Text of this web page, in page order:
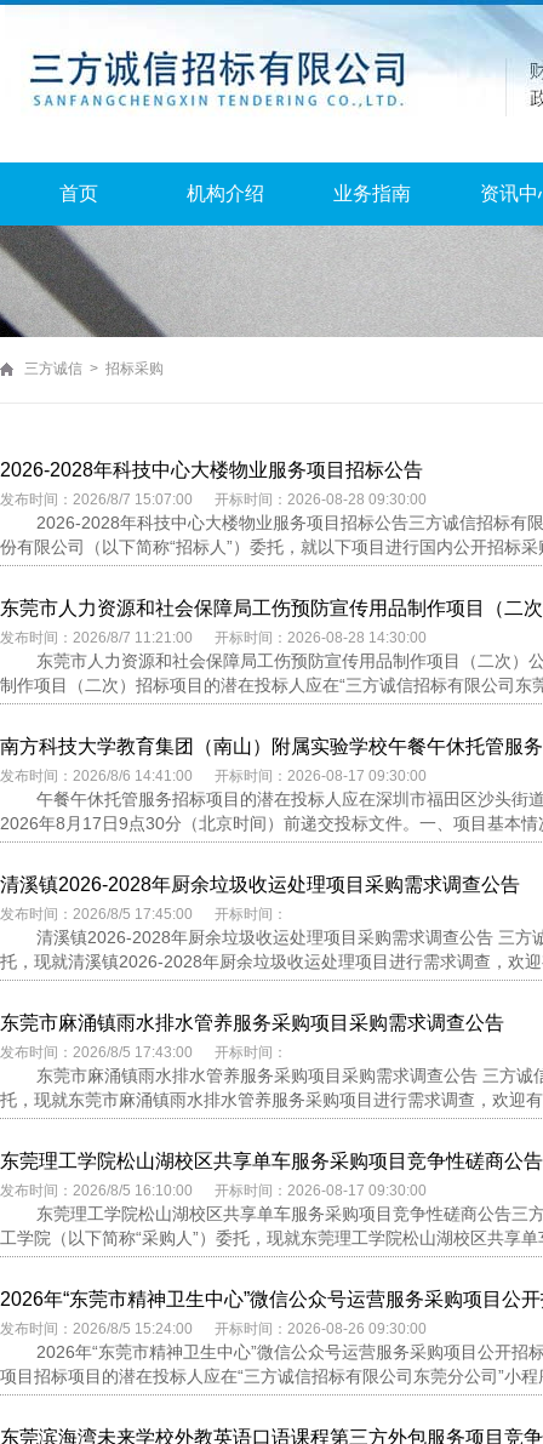
首页 机构介绍 业务指南 资讯中
三方诚信 > 招标采购
2026-2028年科技中心大楼物业服务项目招标公告
发布时间：2026/8/7 15:07:00 开标时间：2026-08-28 09:30:00
2026-2028年科技中心大楼物业服务项目招标公告三方诚信招标有
份有限公司（以下简称“招标人”）委托，就以下项目进行国内公开招标
东莞市人力资源和社会保障局工伤预防宣传用品制作项目（二
发布时间：2026/8/7 11:21:00 开标时间：2026-08-28 14:30:00
东莞市人力资源和社会保障局工伤预防宣传用品制作项目（二次
制作项目（二次）招标项目的潜在投标人应在“三方诚信招标有限公司东
南方科技大学教育集团（南山）附属实验学校午餐午休托管服
发布时间：2026/8/6 14:41:00 开标时间：2026-08-17 09:30:00
午餐午休托管服务招标项目的潜在投标人应在深圳市福田区沙头
2026年8月17日9点30分（北京时间）前递交投标文件。一、项目基本
清溪镇2026-2028年厨余垃圾收运处理项目采购需求调查公告
发布时间：2026/8/5 17:45:00 开标时间：
清溪镇2026-2028年厨余垃圾收运处理项目采购需求调查公告 三
托，现就清溪镇2026-2028年厨余垃圾收运处理项目进行需求调查，欢
东莞市麻涌镇雨水排水管养服务采购项目采购需求调查公告
发布时间：2026/8/5 17:43:00 开标时间：
东莞市麻涌镇雨水排水管养服务采购项目采购需求调查公告 三方
托，现就东莞市麻涌镇雨水排水管养服务采购项目进行需求调查，欢迎
东莞理工学院松山湖校区共享单车服务采购项目竞争性磋商公告
发布时间：2026/8/5 16:10:00 开标时间：2026-08-17 09:30:00
东莞理工学院松山湖校区共享单车服务采购项目竞争性磋商公告三
工学院（以下简称“采购人”）委托，现就东莞理工学院松山湖校区共享
2026年“东莞市精神卫生中心”微信公众号运营服务采购项目公
发布时间：2026/8/5 15:24:00 开标时间：2026-08-26 09:30:00
2026年“东莞市精神卫生中心”微信公众号运营服务采购项目公开
项目招标项目的潜在投标人应在“三方诚信招标有限公司东莞分公司”小
东莞滨海湾未来学校外教英语口语课程第三方外包服务项目竞